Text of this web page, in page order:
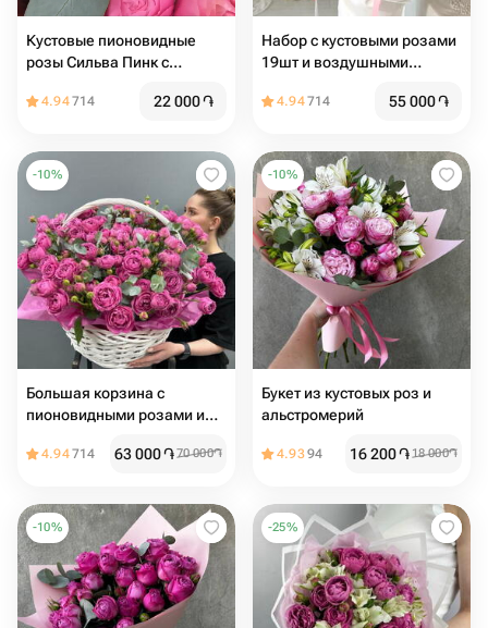
Кустовые пионовидные
розы Сильва Пинк с
4.94714 22 000֏
Набор с кустовыми розами
19шт и воздушными
4.94714 55 000֏
-10%
Большая корзина с
пионовидными розами и
4.94714 63 000֏70 000֏
-10%
Букет из кустовых роз и
альстромерий
4.9394 16 200֏18 000֏
-10% -25%